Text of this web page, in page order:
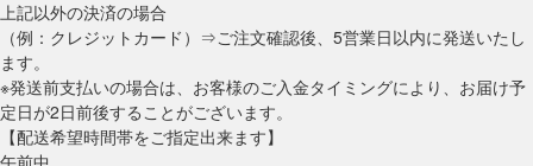
上記以外の決済の場合
（例：クレジットカード）⇒ご注文確認後、5営業日以内に発送いたし
ます。
※発送前支払いの場合は、お客様のご入金タイミングにより、お届け予
定日が2日前後することがございます。
【配送希望時間帯をご指定出来ます】